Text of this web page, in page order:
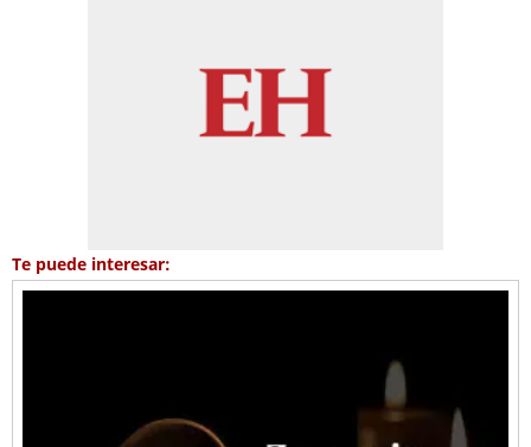
Te puede interesar: